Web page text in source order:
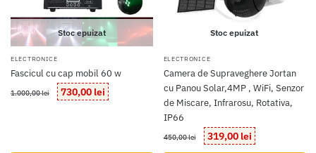
Stoc epuizat
ELECTRONICE
Fascicul cu cap mobil 60 w
1.000,00lei
Prețul
inițial
730,00 lei Prețul
curent
Stoc epuizat
ELECTRONICE
Camera de Supraveghere Jortan
cu Panou Solar,4MP , WiFi, Senzor
de Miscare, Infrarosu, Rotativa,
IP66
450,00lei
Prețul
inițial
319,00 lei Prețul
curent